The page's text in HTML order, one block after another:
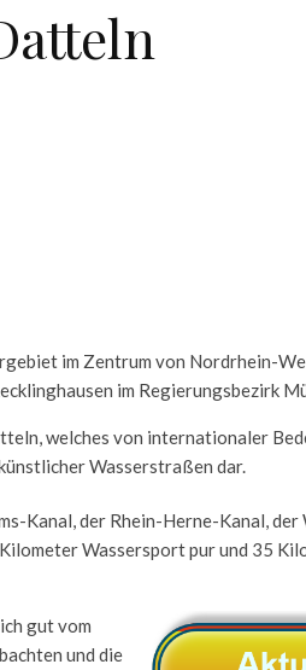
im Zentrum von Nordrhein-
im Regierungsbezirk
welches von internationaler
Wasserstraßen dar.
Kanal, der Rhein-Herne-Kanal,
Wassersport pur und 35
gut vom
und die